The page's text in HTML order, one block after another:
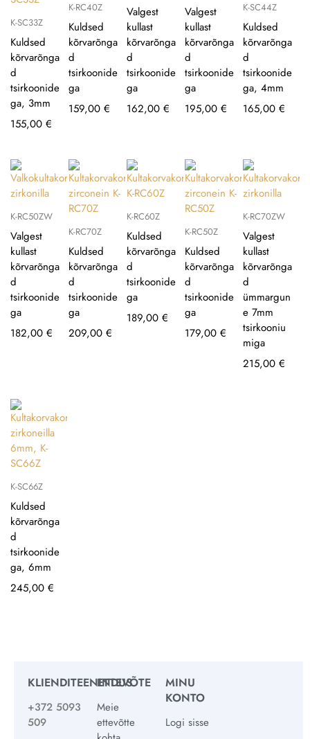
K-SC33Z
Kuldsed
kõrvarõnga
d
tsirkoonide
ga, 3mm
155,00 €
K-RC40Z
Kuldsed
kõrvarõnga
d
tsirkoonide
ga
159,00 €
Valgest
kullast
kõrvarõnga
d
tsirkoonide
ga
162,00 €
Valgest
kullast
kõrvarõnga
d
tsirkoonide
ga
195,00 €
K-SC44Z
Kuldsed
kõrvarõnga
d
tsirkoonide
ga, 4mm
165,00 €
K-RC50ZW
Valgest
kullast
kõrvarõnga
d
tsirkoonide
ga
182,00 €
K-RC70Z
Kuldsed
kõrvarõnga
d
tsirkoonide
ga
209,00 €
K-RC60Z
Kuldsed
kõrvarõnga
d
tsirkoonide
ga
189,00 €
K-RC50Z
Kuldsed
kõrvarõnga
d
tsirkoonide
ga
179,00 €
K-RC70ZW
Valgest
kullast
kõrvarõnga
d
ümmargun
e 7mm
tsirkooniu
miga
215,00 €
K-SC66Z
Kuldsed
kõrvarõnga
d
tsirkoonide
ga, 6mm
245,00 €
KLIENDITEENINDUS
+372 5093
509
ETTEVÕTE
Meie
ettevõtte
MINU
KONTO
Logi sisse